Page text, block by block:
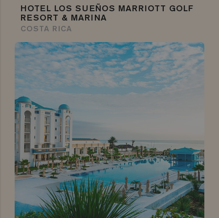
HOTEL LOS SUEÑOS MARRIOTT GOLF
RESORT & MARINA
COSTA RICA